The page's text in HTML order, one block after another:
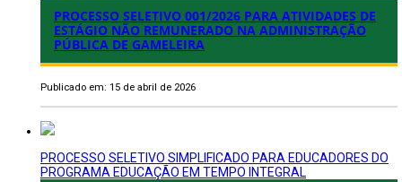
PROCESSO SELETIVO 001/2026 PARA ATIVIDADES DE
ESTÁGIO NÃO REMUNERADO NA ADMINISTRAÇÃO
PÚBLICA DE GAMELEIRA
Publicado em: 15 de abril de 2026
PROCESSO SELETIVO SIMPLIFICADO PARA EDUCADORES DO
PROGRAMA EDUCAÇÃO EM TEMPO INTEGRAL